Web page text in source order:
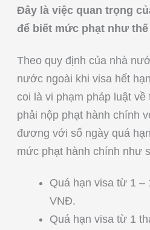
Đây là việc quan trọng
để biết mức phạt như thế
Theo quy định của nhà
nước ngoài khi visa hết
coi là vi phạm pháp luật
phải nộp phạt hành chính
đương với số ngày quá
mức phạt hành chính như
Quá hạn visa từ 1 –
VNĐ.
Quá hạn visa từ 1